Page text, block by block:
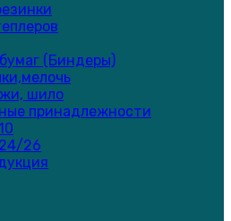
(Биндеры)
шило
принадлежности
26